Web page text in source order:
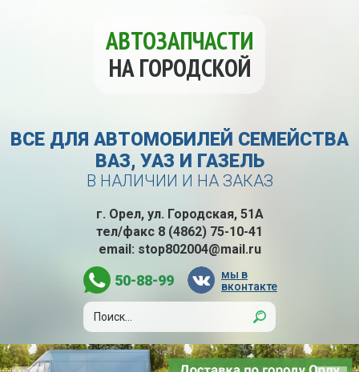
АВТОЗАПЧАСТИ
НА ГОРОДСКОЙ
ВСЕ ДЛЯ АВТОМОБИЛЕЙ СЕМЕЙСТВА
ВАЗ, УАЗ И ГАЗЕЛЬ
В НАЛИЧИИ И НА ЗАКАЗ
г. Орел, ул. Городская, 51А
тел/факс 8 (4862) 75-10-41
email: stop802004@mail.ru
50-88-99
мы в
вконтакте